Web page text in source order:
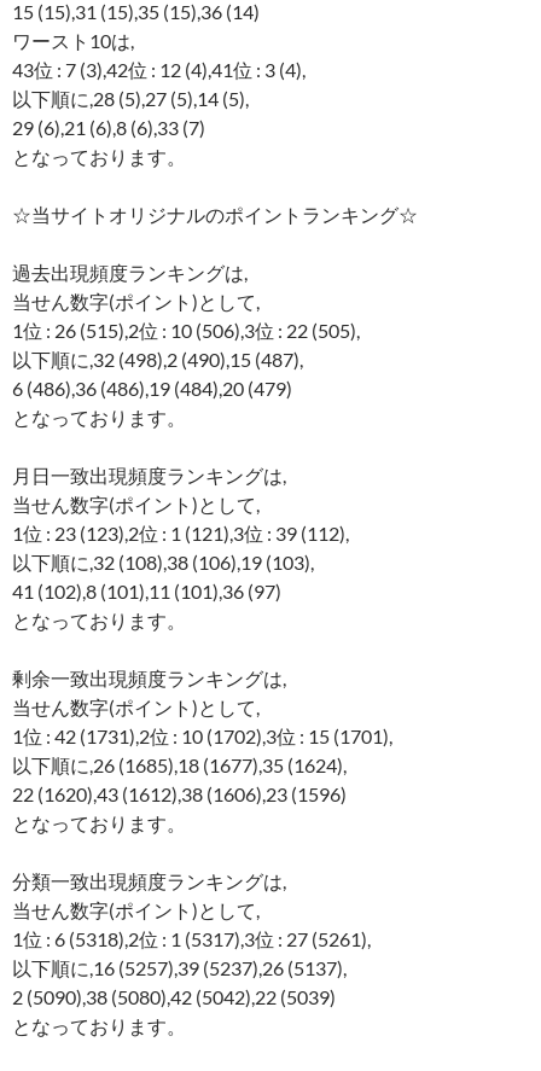
15 (15),31 (15),35 (15),36 (14)
ワースト10は,
43位 : 7 (3),42位 : 12 (4),41位 : 3 (4),
以下順に,28 (5),27 (5),14 (5),
29 (6),21 (6),8 (6),33 (7)
となっております。
☆当サイトオリジナルのポイントランキング☆
過去出現頻度ランキングは,
当せん数字(ポイント)として,
1位 : 26 (515),2位 : 10 (506),3位 : 22 (505),
以下順に,32 (498),2 (490),15 (487),
6 (486),36 (486),19 (484),20 (479)
となっております。
月日一致出現頻度ランキングは,
当せん数字(ポイント)として,
1位 : 23 (123),2位 : 1 (121),3位 : 39 (112),
以下順に,32 (108),38 (106),19 (103),
41 (102),8 (101),11 (101),36 (97)
となっております。
剰余一致出現頻度ランキングは,
当せん数字(ポイント)として,
1位 : 42 (1731),2位 : 10 (1702),3位 : 15 (1701),
以下順に,26 (1685),18 (1677),35 (1624),
22 (1620),43 (1612),38 (1606),23 (1596)
となっております。
分類一致出現頻度ランキングは,
当せん数字(ポイント)として,
1位 : 6 (5318),2位 : 1 (5317),3位 : 27 (5261),
以下順に,16 (5257),39 (5237),26 (5137),
2 (5090),38 (5080),42 (5042),22 (5039)
となっております。